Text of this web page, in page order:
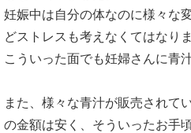
妊娠中は自分の体なのに様々な
どストレスも考えなくてはなりま
こういった面でも妊婦さんに青
また、様々な青汁が販売されて
の金額は安く、そういったお手